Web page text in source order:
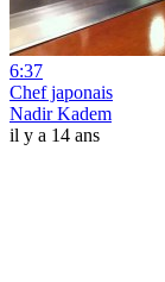
6:37
Chef japonais
Nadir Kadem
il y a 14 ans